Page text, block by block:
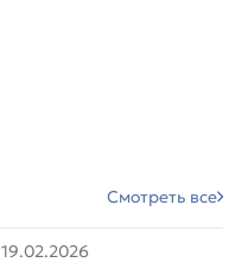
Смотреть все
19.02.2026